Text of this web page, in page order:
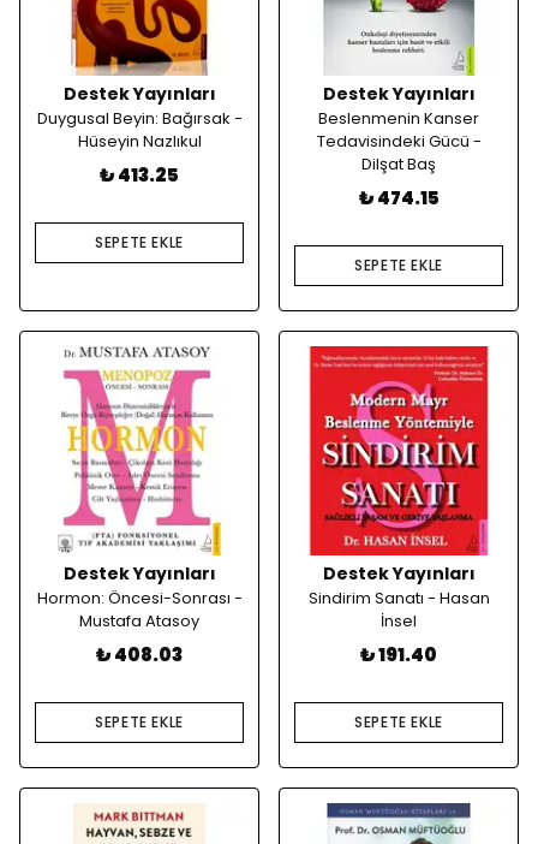
Destek Yayınları
Duygusal Beyin: Bağırsak -
Hüseyin Nazlıkul
₺ 413.25
SEPETE EKLE
Destek Yayınları
Beslenmenin Kanser
Tedavisindeki Gücü -
Dilşat Baş
₺ 474.15
SEPETE EKLE
Destek Yayınları
Hormon: Öncesi-Sonrası -
Mustafa Atasoy
₺ 408.03
SEPETE EKLE
Destek Yayınları
Sindirim Sanatı - Hasan
İnsel
₺ 191.40
SEPETE EKLE